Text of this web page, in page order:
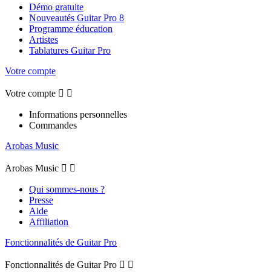
Démo gratuite
Nouveautés Guitar Pro 8
Programme éducation
Artistes
Tablatures Guitar Pro
Votre compte
Votre compte  
Informations personnelles
Commandes
Arobas Music
Arobas Music  
Qui sommes-nous ?
Presse
Aide
Affiliation
Fonctionnalités de Guitar Pro
Fonctionnalités de Guitar Pro  